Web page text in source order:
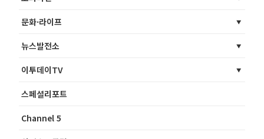
문화·라이프
뉴스발전소
이투데이TV
스페셜리포트
Channel 5